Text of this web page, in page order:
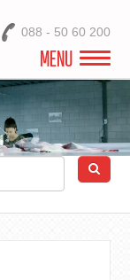
088 - 50 60 200
MENU